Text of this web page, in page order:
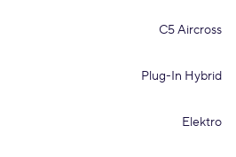
C5 Aircross
Plug-In Hybrid
Elektro